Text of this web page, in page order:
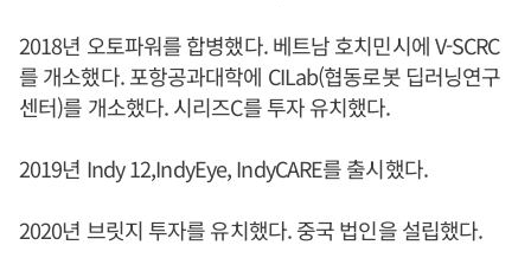
2018년 오토파워를 합병했다. 베트남 호치민시에 V-SCRC
를 개소했다. 포항공과대학에 CILab(협동로봇 딥러닝연구
센터)를 개소했다. 시리즈C를 투자 유치했다.
2019년 Indy 12,IndyEye, IndyCARE를 출시했다.
2020년 브릿지 투자를 유치했다. 중국 법인을 설립했다.